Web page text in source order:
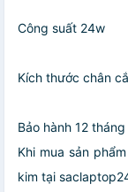
Công suất 24w
Kích thước chân
Bảo hành 12 tháng
Khi mua sản
kim tại